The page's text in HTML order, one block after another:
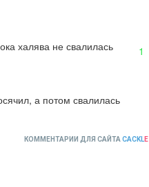
халява не свалилась 1
а потом свалилась
КОММЕНТАРИИ ДЛЯ САЙТА CACKLE